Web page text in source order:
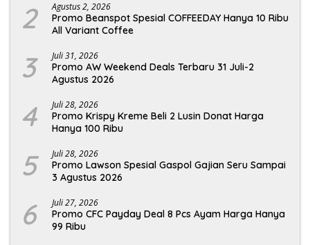
2 Agustus 2, 2026
Promo Beanspot Spesial COFFEEDAY Hanya 10 Ribu
All Variant Coffee
3 Juli 31, 2026
Promo AW Weekend Deals Terbaru 31 Juli-2
Agustus 2026
4 Juli 28, 2026
Promo Krispy Kreme Beli 2 Lusin Donat Harga
Hanya 100 Ribu
5 Juli 28, 2026
Promo Lawson Spesial Gaspol Gajian Seru Sampai
3 Agustus 2026
6 Juli 27, 2026
Promo CFC Payday Deal 8 Pcs Ayam Harga Hanya
99 Ribu